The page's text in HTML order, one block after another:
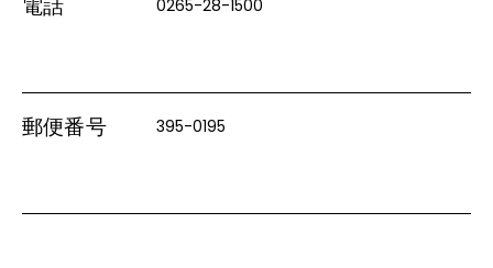
電話 0265-28-1500
郵便番号 395-0195